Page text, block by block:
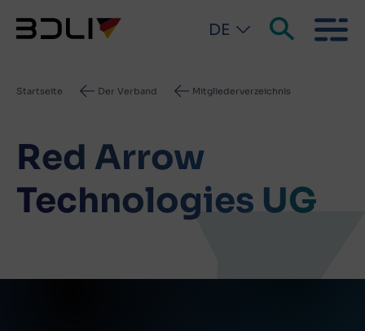
DE
Pfadnavigation
Startseite Der Verband Mitgliederverzeichnis
Red Arrow
Technologies UG